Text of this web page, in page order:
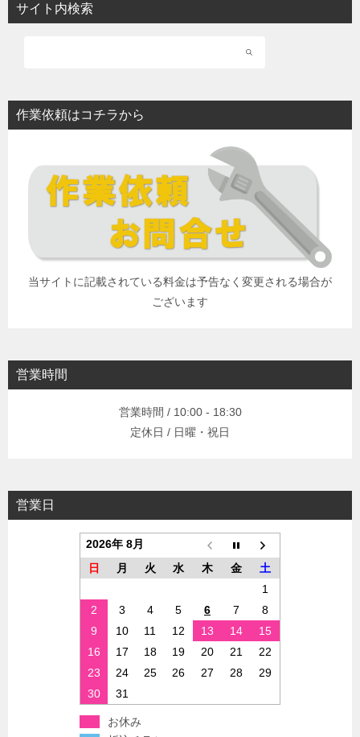
サイト内検索
作業依頼はコチラから
当サイトに記載されている料金は予告なく変更される場合が
ございます
営業時間
営業時間 / 10:00 - 18:30
定休日 / 日曜・祝日
営業日
2026年 8月
日
月 火 水 木 金
土
1
2
3 4 5 6 7
8
9
10 11 12 13 14
15
16
17 18 19 20 21
22
23
24 25 26 27 28
29
30
31
お休み